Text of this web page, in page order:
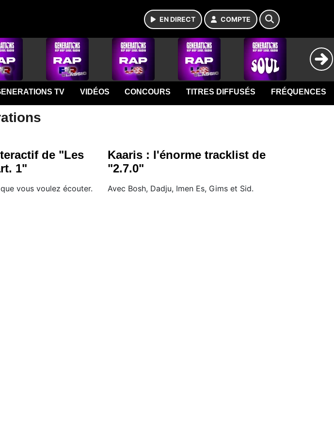
EN DIRECT COMPTE
TV VIDÉOS CONCOURS TITRES DIFFUSÉS FRÉQUENCES
de "Les
1"
vous voulez écouter.
Kaaris : l'énorme tracklist de
"2.7.0"
Avec Bosh, Dadju, Imen Es, Gims et Sid.